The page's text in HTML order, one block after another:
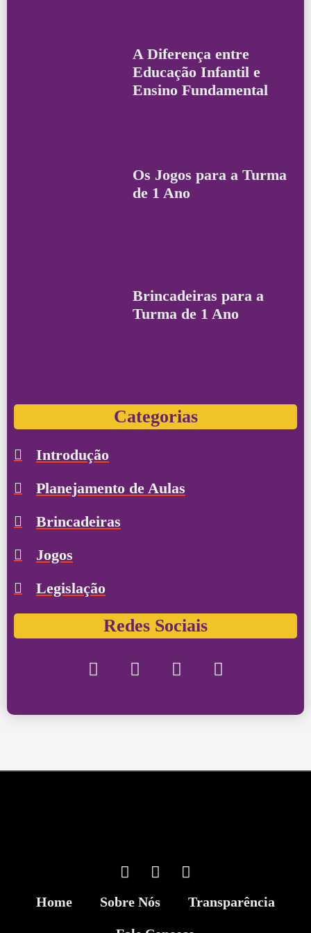
A Diferença entre
Educação Infantil e
Ensino Fundamental
Os Jogos para a Turma
de 1 Ano
Brincadeiras para a
Turma de 1 Ano
Categorias
Introdução
Planejamento de Aulas
Brincadeiras
Jogos
Legislação
Redes Sociais
Home Sobre Nós Transparência